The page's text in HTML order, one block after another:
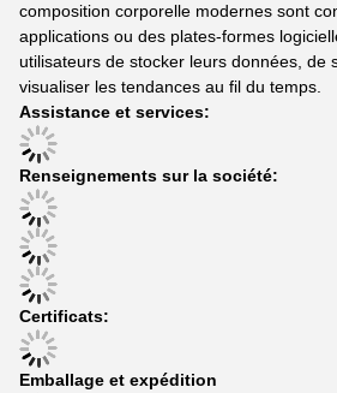
composition corporelle modernes sont
applications ou des plates-formes
utilisateurs de stocker leurs données, de
visualiser les tendances au fil du temps.
Assistance et services:
Renseignements sur la société:
Certificats:
Emballage et expédition